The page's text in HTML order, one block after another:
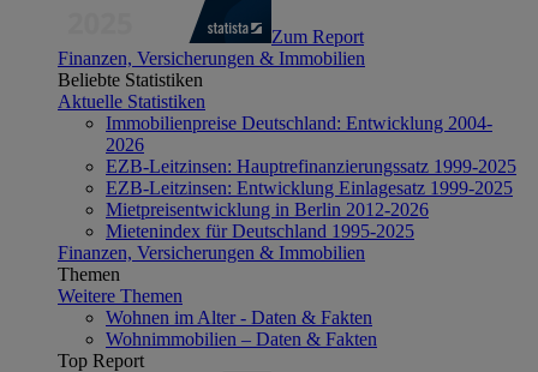
Zum Report
Finanzen, Versicherungen & Immobilien
Beliebte Statistiken
Aktuelle Statistiken
Immobilienpreise Deutschland: Entwicklung 2004-
2026
EZB-Leitzinsen: Hauptrefinanzierungssatz 1999-2025
EZB-Leitzinsen: Entwicklung Einlagesatz 1999-2025
Mietpreisentwicklung in Berlin 2012-2026
Mietenindex für Deutschland 1995-2025
Finanzen, Versicherungen & Immobilien
Themen
Weitere Themen
Wohnen im Alter - Daten & Fakten
Wohnimmobilien – Daten & Fakten
Top Report